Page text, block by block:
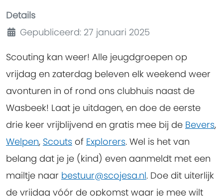
Details
Gepubliceerd: 27 januari 2025
Scouting kan weer! Alle jeugdgroepen op
vrijdag en zaterdag beleven elk weekend weer
avonturen in of rond ons clubhuis naast de
Wasbeek! Laat je uitdagen, en doe de eerste
drie keer vrijblijvend en gratis mee bij de Bevers,
Welpen, Scouts of Explorers. Wel is het van
belang dat je je (kind) even aanmeldt met een
mailtje naar bestuur@scojesa.nl. Doe dit uiterlijk
de vrijdag vóór de opkomst waar je mee wilt